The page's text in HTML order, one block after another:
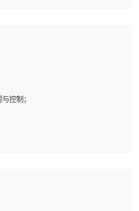
等开源数据库运维管理，
先。
作系统侧工作经验者优先。
。
控制；
项目开发；